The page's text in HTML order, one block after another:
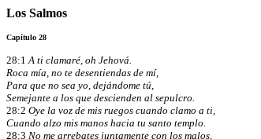
Los Salmos
Capítulo 28
28:1A ti clamaré, oh Jehová.
Roca mía, no te desentiendas de mí,
Para que no sea yo, dejándome tú,
Semejante a los que descienden al sepulcro.
28:2 Oye la voz de mis ruegos cuando clamo a ti,
Cuando alzo mis manos hacia tu santo templo.
28:3 No me arrebates juntamente con los malos,